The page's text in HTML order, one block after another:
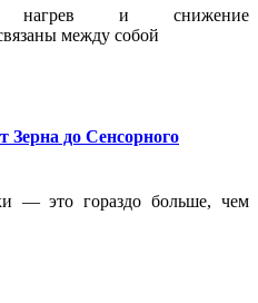
нагрев и снижение
между собой
до Сенсорного
— это гораздо больше, чем